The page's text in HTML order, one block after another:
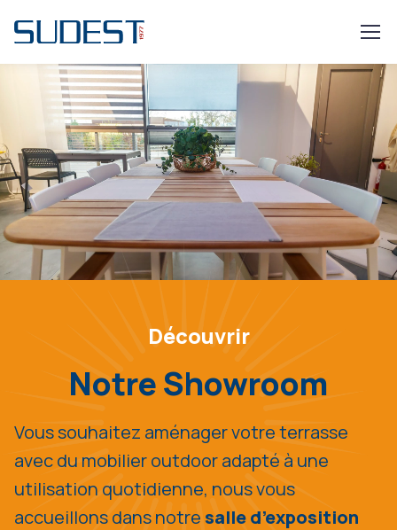
Découvrir
Notre Showroom
Vous souhaitez aménager votre terrasse
avec du mobilier outdoor adapté à une
utilisation quotidienne, nous vous
accueillons dans notresalle d’exposition